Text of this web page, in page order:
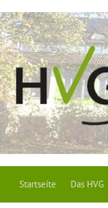
Inhalt
springen
Startseite Das HVG